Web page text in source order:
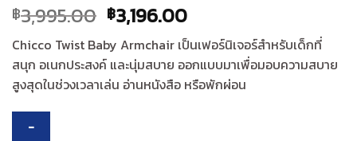
฿3,995.00 Original
price
was:
฿3,995.00.
฿3,196.00Current
price
is:
฿3,196.00.
Chicco Twist Baby Armchair เป็นเฟอร์นิเจอร์สำหรับเด็กที่
สนุก อเนกประสงค์ และนุ่มสบาย ออกแบบมาเพื่อมอบความสบาย
สูงสุดในช่วงเวลาเล่น อ่านหนังสือ หรือพักผ่อน